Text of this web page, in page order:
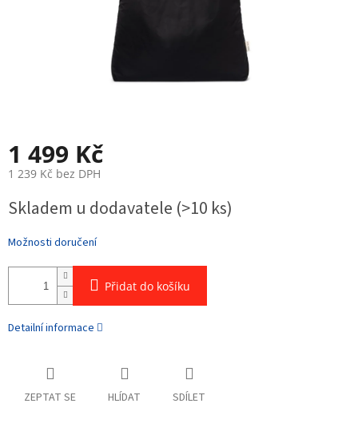
1 499 Kč
1 239 Kč bez DPH
cena:
Skladem u dodavatele (>10 ks)
Možnosti doručení
Přidat do košíku
Detailní informace
ZEPTAT SE HLÍDAT SDÍLET